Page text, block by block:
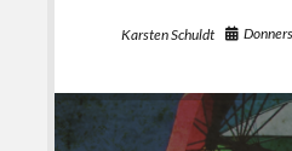
Karsten Schuldt